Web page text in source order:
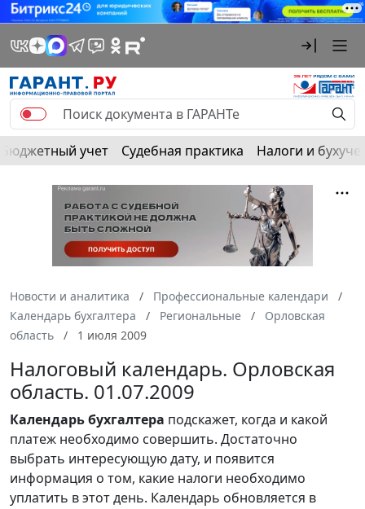
Бюджетный учет Судебная практика Налоги и
Новости и аналитика
Профессиональные календари
Календарь бухгалтера
Региональные
Орловская
область
1 июля 2009
Налоговый календарь. Орловская
область. 01.07.2009
Календарьбухгалтера подскажет, когда и какой
платеж необходимо совершить. Достаточно
выбрать интересующую дату, и появится
информация о том, какие налоги необходимо
уплатить в этот день. Календарь обновляется в